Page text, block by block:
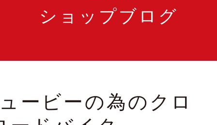
ショップブログ
ービーの為のクロ